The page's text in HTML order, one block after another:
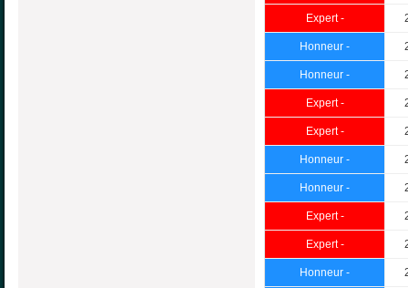
Expert -
Honneur -
Honneur -
Expert -
Expert -
Honneur -
Honneur -
Expert -
Expert -
Honneur -